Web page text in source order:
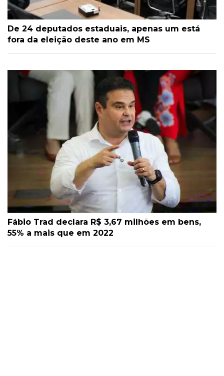
De 24 deputados estaduais, apenas um está
fora da eleição deste ano em MS
Fábio Trad declara R$ 3,67 milhões em bens,
55% a mais que em 2022